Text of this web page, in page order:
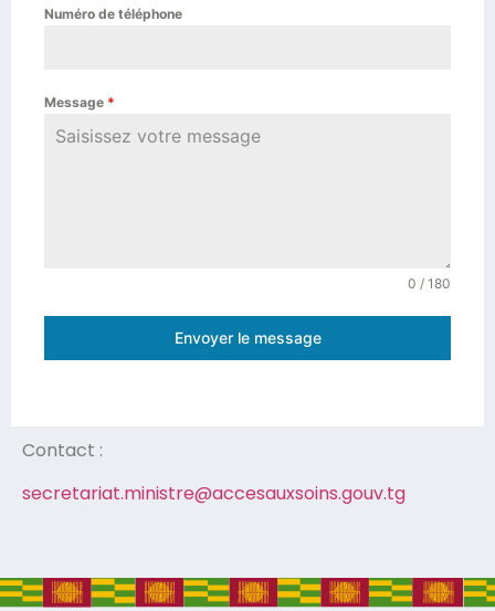
Numéro de téléphone
Message *
0 / 180
Envoyer le message
Contact :
secretariat.ministre@accesauxsoins.gouv.tg